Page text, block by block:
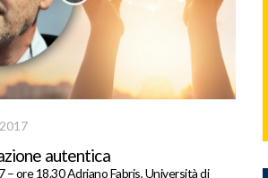
autentica
– ore 18.30 Adriano Fabris, Università di